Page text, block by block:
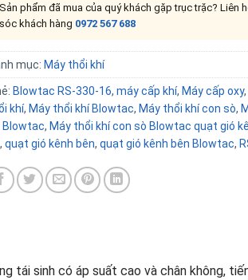
Sản phẩm đã mua của quý khách gặp trục trặc? Liên
sóc khách hàng 0972 567 688
mục: Máy thổi khí
Blowtac RS-330-16, máy cấp khí, Máy cấp oxy,
khí, Máy thổi khí Blowtac, Máy thổi khí con sò,
Blowtac, Máy thổi khí con sò Blowtac quạt gió
, quạt gió kênh bên, quạt gió kênh bên Blowtac,
tái sinh có áp suất cao và chân không,